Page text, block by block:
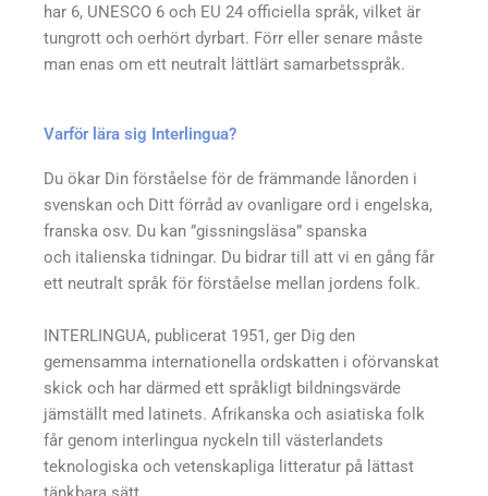
har 6, UNESCO 6 och EU 24 officiella språk, vilket är
tungrott och oerhört dyrbart. Förr eller senare måste
man enas om ett neutralt lättlärt samarbetsspråk.
Varför lära sig Interlingua?
Du ökar Din förståelse för de främmande lånorden i
svenskan och Ditt förråd av ovanligare ord i engelska,
franska osv. Du kan ”gissningsläsa” spanska
och italienska tidningar. Du bidrar till att vi en gång får
ett neutralt språk för förståelse mellan jordens folk.
INTERLINGUA, publicerat 1951, ger Dig den
gemensamma internationella ordskatten i oförvanskat
skick och har därmed ett språkligt bildningsvärde
jämställt med latinets. Afrikanska och asiatiska folk
får genom interlingua nyckeln till västerlandets
teknologiska och vetenskapliga litteratur på lättast